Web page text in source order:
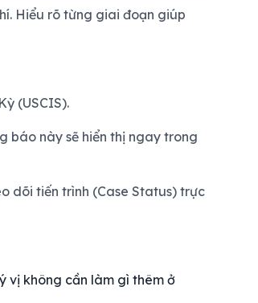
Hiểu rõ từng giai đoạn giúp
(USCIS).
báo này sẽ hiển thị ngay trong
dõi tiến trình (Case Status) trực
vị không cần làm gì thêm ở